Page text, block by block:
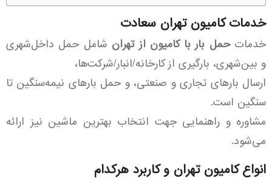
خدمات کامیون تهران سعادت
خدماتحمل بار با کامیون از تهران شامل حمل داخل‌شهری
و بین‌شهری، بارگیری از کارخانه/انبار/شرکت‌ها،
ارسال بارهای تجاری و صنعتی، و حمل بارهای نیمه‌سنگین تا
سنگین است.
مشاوره و راهنمایی جهت انتخاب بهترین ماشین نیز ارائه
می‌شود.
انواع کامیون تهران و کاربرد هرکدام